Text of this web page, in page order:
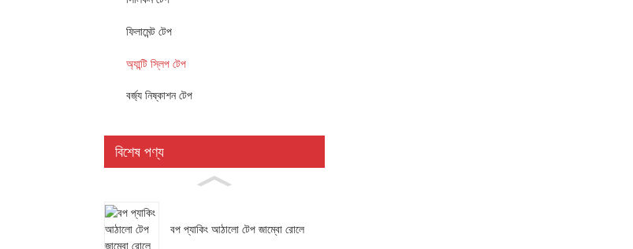
ফিলামেন্ট টেপ
অ্যান্টি স্লিপ টেপ
বর্জ্য নিষ্কাশন টেপ
বিশেষ পণ্য
বপ প্যাকিং আঠালো টেপ জাম্বো রোলে